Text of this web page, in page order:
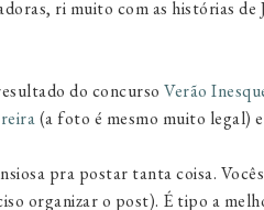
ri muito com as histórias
do concurso Verão
(a foto é mesmo muito legal) e
pra postar tanta coisa.
organizar o post). É tipo a